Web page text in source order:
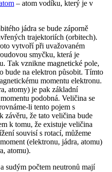
– atom vodíku, který je v
jádra se bude záporně
trajektoriích (orbitech).
vytvoří při uvažovaném
smyčku, která je
Tak vznikne magnetické pole,
bude na elektron působit. Tímto
momentu elektronu.
atomy) je pak základní
podobná. Veličina se
li tento pojem s
závěru, že tato veličina bude
k tomu, že existuje veličina
souvisí s rotací, můžeme
(elektronu, jádra, atomu)
atomu).
sudým počtem neutronů mají